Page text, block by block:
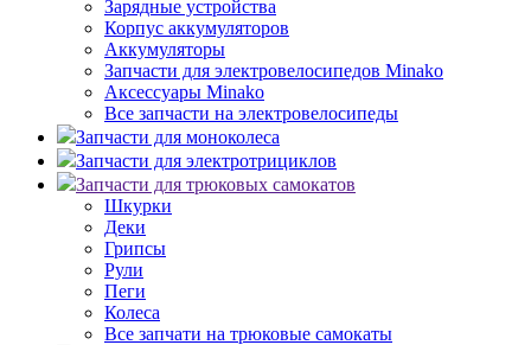
Зарядные устройства
Корпус аккумуляторов
Аккумуляторы
Запчасти для электровелосипедов Minako
Аксессуары Minako
Все запчасти на электровелосипеды
Запчасти для моноколеса
Запчасти для электротрициклов
Запчасти для трюковых самокатов
Шкурки
Деки
Грипсы
Рули
Пеги
Колеса
Все запчати на трюковые самокаты